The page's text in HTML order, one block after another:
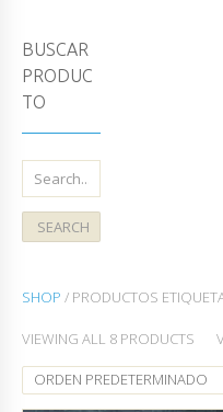
BUSCAR
PRODUC
TO
SHOP / PRODUCTOS
VIEWING ALL 8 PRODUCTS
ORDEN PREDETERMINADO